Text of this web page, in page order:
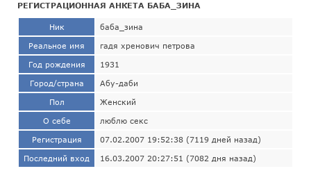
РЕГИСТРАЦИОННАЯ АНКЕТА БАБА_ЗИНА
Ник баба_зина
Реальное имя гадя хренович петрова
Год рождения 1931
Город/страна Абу-даби
Пол Женский
О себе люблю секс
Регистрация 07.02.2007 19:52:38 (7119 дней назад)
Последний вход 16.03.2007 20:27:51 (7082 дня назад)